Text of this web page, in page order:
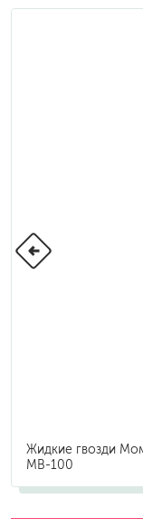
Жидкие гвозди
МВ-100